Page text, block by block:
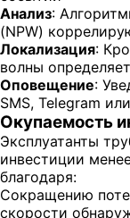
Анализ:
(NPW)
Локализация:
волны
Оповещение:
SMS, Telegram
Окупаемость
Эксплуатанты
инвестиции
благодаря:
Сокращению
скорости